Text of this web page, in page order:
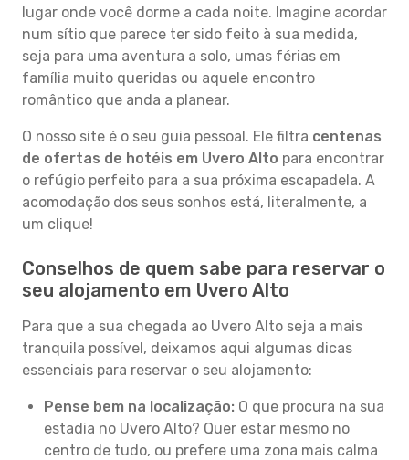
lugar onde você dorme a cada noite. Imagine acordar
num sítio que parece ter sido feito à sua medida,
seja para uma aventura a solo, umas férias em
família muito queridas ou aquele encontro
romântico que anda a planear.
O nosso site é o seu guia pessoal. Ele filtra centenas
de ofertas de hotéis em Uvero Alto para encontrar
o refúgio perfeito para a sua próxima escapadela. A
acomodação dos seus sonhos está, literalmente, a
um clique!
Conselhos de quem sabe para reservar o
seu alojamento em Uvero Alto
Para que a sua chegada ao Uvero Alto seja a mais
tranquila possível, deixamos aqui algumas dicas
essenciais para reservar o seu alojamento:
Pense bem na localização: O que procura na sua
estadia no Uvero Alto? Quer estar mesmo no
centro de tudo, ou prefere uma zona mais calma